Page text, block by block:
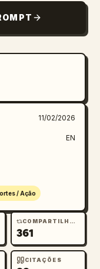
11/02/2026
EN
/ Ação
COMPARTILHAMENTOS
361
CITAÇÕES